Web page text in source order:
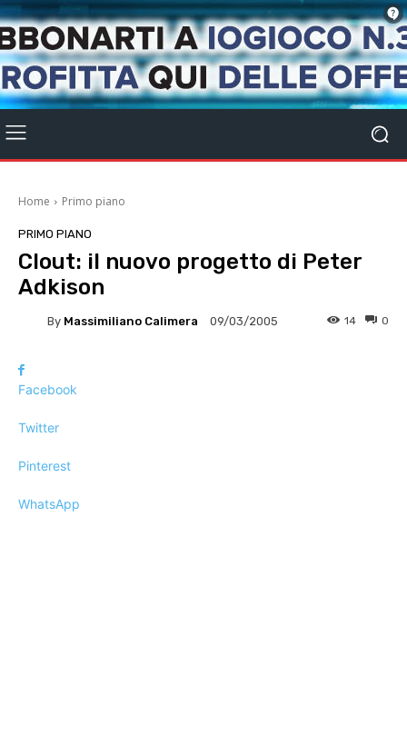
Home Primo piano
PRIMO PIANO
Clout: il nuovo progetto di Peter
Adkison
By Massimiliano Calimera 09/03/2005 0
14
Facebook
Twitter
Pinterest
WhatsApp